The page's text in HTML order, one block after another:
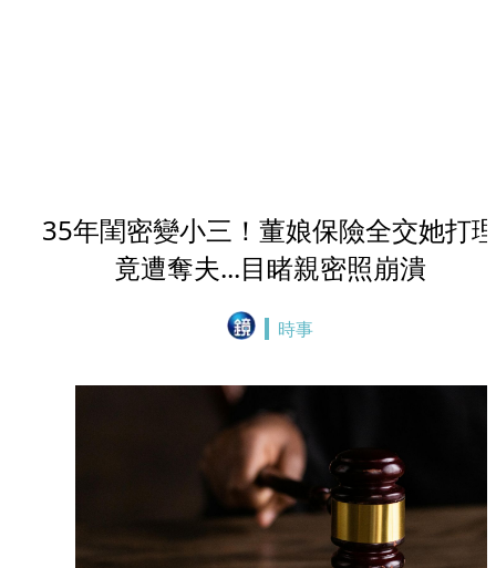
35年閨密變小三！董娘保險全交她打
竟遭奪夫...目睹親密照崩潰
時事